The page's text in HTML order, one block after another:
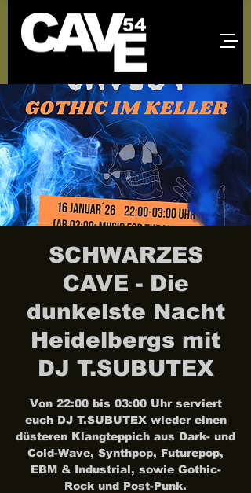
SCHWARZES
CAVE - Die
dunkelste Nacht
Heidelbergs mit
DJ T.SUBUTEX
Von 22:00 bis 03:00 Uhr serviert
euch DJ T.SUBUTEX wieder einen
düsteren Klangteppich aus Dark- und
Cold-Wave, Synthpop, Futurepop,
EBM & Industrial, sowie Gothic-
Rock und Post-Punk.